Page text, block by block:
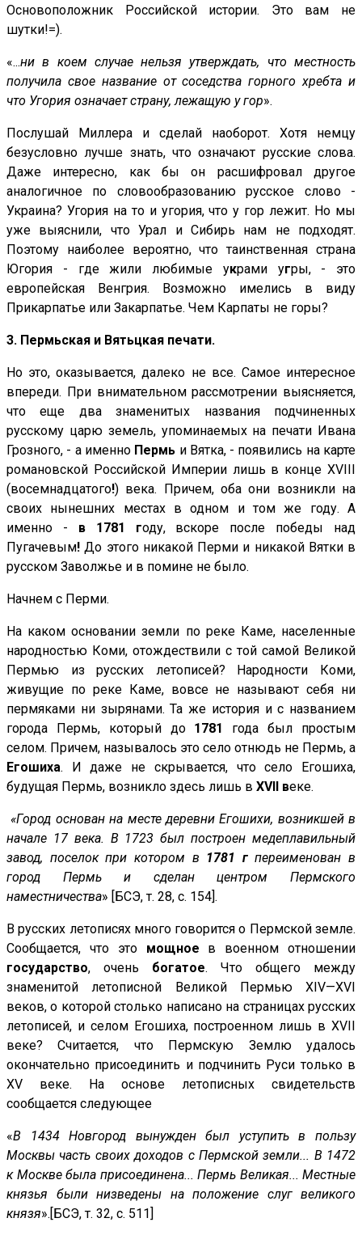
Основоположник Российской истории. Это вам не
шутки!=).
«...ни в коем случае нельзя утверждать, что местность
получила свое название от соседства горного хребта и
что Угория означает страну, лежащую у гор».
Послушай Миллера и сделай наоборот. Хотя немцу
безусловно лучше знать, что означают русские слова.
Даже интересно, как бы он расшифровал другое
аналогичное по словообразованию русское слово -
Украина? Угория на то и угория, что у гор лежит. Но мы
уже выяснили, что Урал и Сибирь нам не подходят.
Поэтому наиболее вероятно, что таинственная страна
Югория - где жили любимые украми угры, - это
европейская Венгрия. Возможно имелись в виду
Прикарпатье или Закарпатье. Чем Карпаты не горы?
3. Пермьская и Вятьцкая печати.
Но это, оказывается, далеко не все. Самое интересное
впереди. При внимательном рассмотрении выясняется,
что еще два знаменитых названия подчиненных
русскому царю земель, упоминаемых на печати Ивана
Грозного, - а именно Пермь и Вятка, - появились на карте
романовской Российской Империи лишь в конце XVIII
(восемнадцатого!) века. Причем, оба они возникли на
своих нынешних местах в одном и том же году. А
именно - в 1781 году, вскоре после победы над
Пугачевым! До этого никакой Перми и никакой Вятки в
русском Заволжье и в помине не было.
Начнем с Перми.
На каком основании земли по реке Каме, населенные
народностью Коми, отождествили с той самой Великой
Пермью из русских летописей? Народности Коми,
живущие по реке Каме, вовсе не называют себя ни
пермяками ни зырянами. Та же история и с названием
города Пермь, который до 1781
года был простым
селом. Причем, называлось это село отнюдь не Пермь, а
Егошиха. И даже не скрывается, что село Егошиха,
будущая Пермь, возникло здесь лишь в XVII веке.
«Город основан на месте деревни Егошихи, возникшей в
начале 17 века. В 1723 был построен медеплавильный
завод, поселок при котором в 1781 гпереименован в
город Пермь и сделан центром Пермского
наместничества» [БСЭ, т. 28, с. 154].
В русских летописях много говорится о Пермской земле.
Сообщается, что это мощное в военном отношении
государство, очень богатое. Что общего между
знаменитой летописной Великой Пермью XIV—XVI
веков, о которой столько написано на страницах русских
летописей, и селом Егошиха, построенном лишь в XVII
веке? Считается, что Пермскую Землю удалось
окончательно присоединить и подчинить Руси только в
XV веке. На основе летописных свидетельств
сообщается следующее
«В 1434 Новгород вынужден был уступить в пользу
Москвы часть своих доходов с Пермской земли... В 1472
к Москве была присоединена... Пермь Великая... Местные
князья были низведены на положение слуг великого
князя».[БСЭ, т. 32, с. 511]